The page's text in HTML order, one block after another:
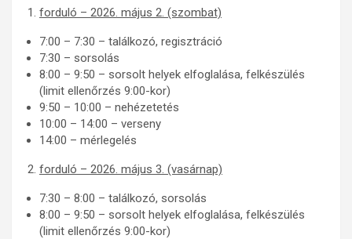
forduló – 2026. május 2. (szombat)
7:00 – 7:30 – találkozó, regisztráció
7:30 – sorsolás
8:00 – 9:50 – sorsolt helyek elfoglalása, felkészülés
(limit ellenőrzés 9:00-kor)
9:50 – 10:00 – nehézetetés
10:00 – 14:00 – verseny
14:00 – mérlegelés
forduló – 2026. május 3. (vasárnap)
7:30 – 8:00 – találkozó, sorsolás
8:00 – 9:50 – sorsolt helyek elfoglalása, felkészülés
(limit ellenőrzés 9:00-kor)